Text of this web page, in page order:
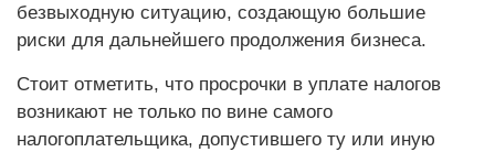
безвыходную ситуацию, создающую большие
риски для дальнейшего продолжения бизнеса.
Стоит отметить, что просрочки в уплате налогов
возникают не только по вине самого
налогоплательщика, допустившего ту или иную